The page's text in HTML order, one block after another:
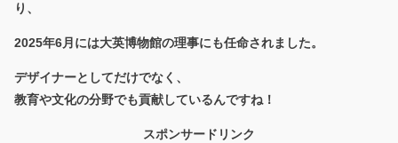
り、
2025年6月には大英博物館の理事にも任命されました。
デザイナーとしてだけでなく、
教育や文化の分野でも貢献しているんですね！
スポンサードリンク